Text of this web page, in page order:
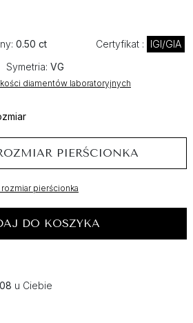
0.50 ct Certyfikat :
IGI/GIA
Symetria: VG
diamentów laboratoryjnych
PIERŚCIONKA
pierścionka
DO KOSZYKA
u Ciebie